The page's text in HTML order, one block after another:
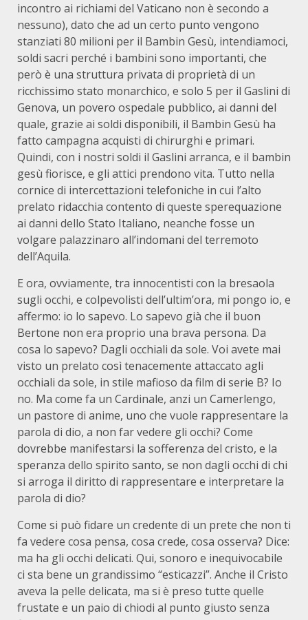
incontro ai richiami del Vaticano non è secondo a
nessuno), dato che ad un certo punto vengono
stanziati 80 milioni per il Bambin Gesù, intendiamoci,
soldi sacri perché i bambini sono importanti, che
però è una struttura privata di proprietà di un
ricchissimo stato monarchico, e solo 5 per il Gaslini di
Genova, un povero ospedale pubblico, ai danni del
quale, grazie ai soldi disponibili, il Bambin Gesù ha
fatto campagna acquisti di chirurghi e primari.
Quindi, con i nostri soldi il Gaslini arranca, e il bambin
gesù fiorisce, e gli attici prendono vita. Tutto nella
cornice di intercettazioni telefoniche in cui l’alto
prelato ridacchia contento di queste sperequazione
ai danni dello Stato Italiano, neanche fosse un
volgare palazzinaro all’indomani del terremoto
dell’Aquila.
E ora, ovviamente, tra innocentisti con la bresaola
sugli occhi, e colpevolisti dell’ultim’ora, mi pongo io, e
affermo: io lo sapevo. Lo sapevo già che il buon
Bertone non era proprio una brava persona. Da
cosa lo sapevo? Dagli occhiali da sole. Voi avete mai
visto un prelato così tenacemente attaccato agli
occhiali da sole, in stile mafioso da film di serie B? Io
no. Ma come fa un Cardinale, anzi un Camerlengo,
un pastore di anime, uno che vuole rappresentare la
parola di dio, a non far vedere gli occhi? Come
dovrebbe manifestarsi la sofferenza del cristo, e la
speranza dello spirito santo, se non dagli occhi di chi
si arroga il diritto di rappresentare e interpretare la
parola di dio?
Come si può fidare un credente di un prete che non ti
fa vedere cosa pensa, cosa crede, cosa osserva? Dice:
ma ha gli occhi delicati. Qui, sonoro e inequivocabile
ci sta bene un grandissimo “esticazzi”. Anche il Cristo
aveva la pelle delicata, ma si è preso tutte quelle
frustate e un paio di chiodi al punto giusto senza